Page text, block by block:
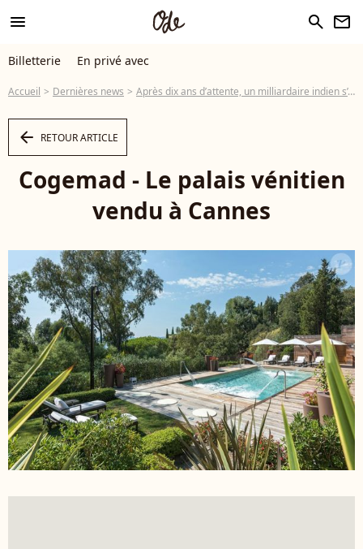
menu search newsletter
Billetterie En privé avec
Accueil Dernières news Après dix ans d’attente, un milliardaire indien s’offre le Palais Vénitien de Cannes pour plus de 100 millions d’euros
arrow_left RETOUR ARTICLE
Cogemad - Le palais vénitien
vendu à Cannes